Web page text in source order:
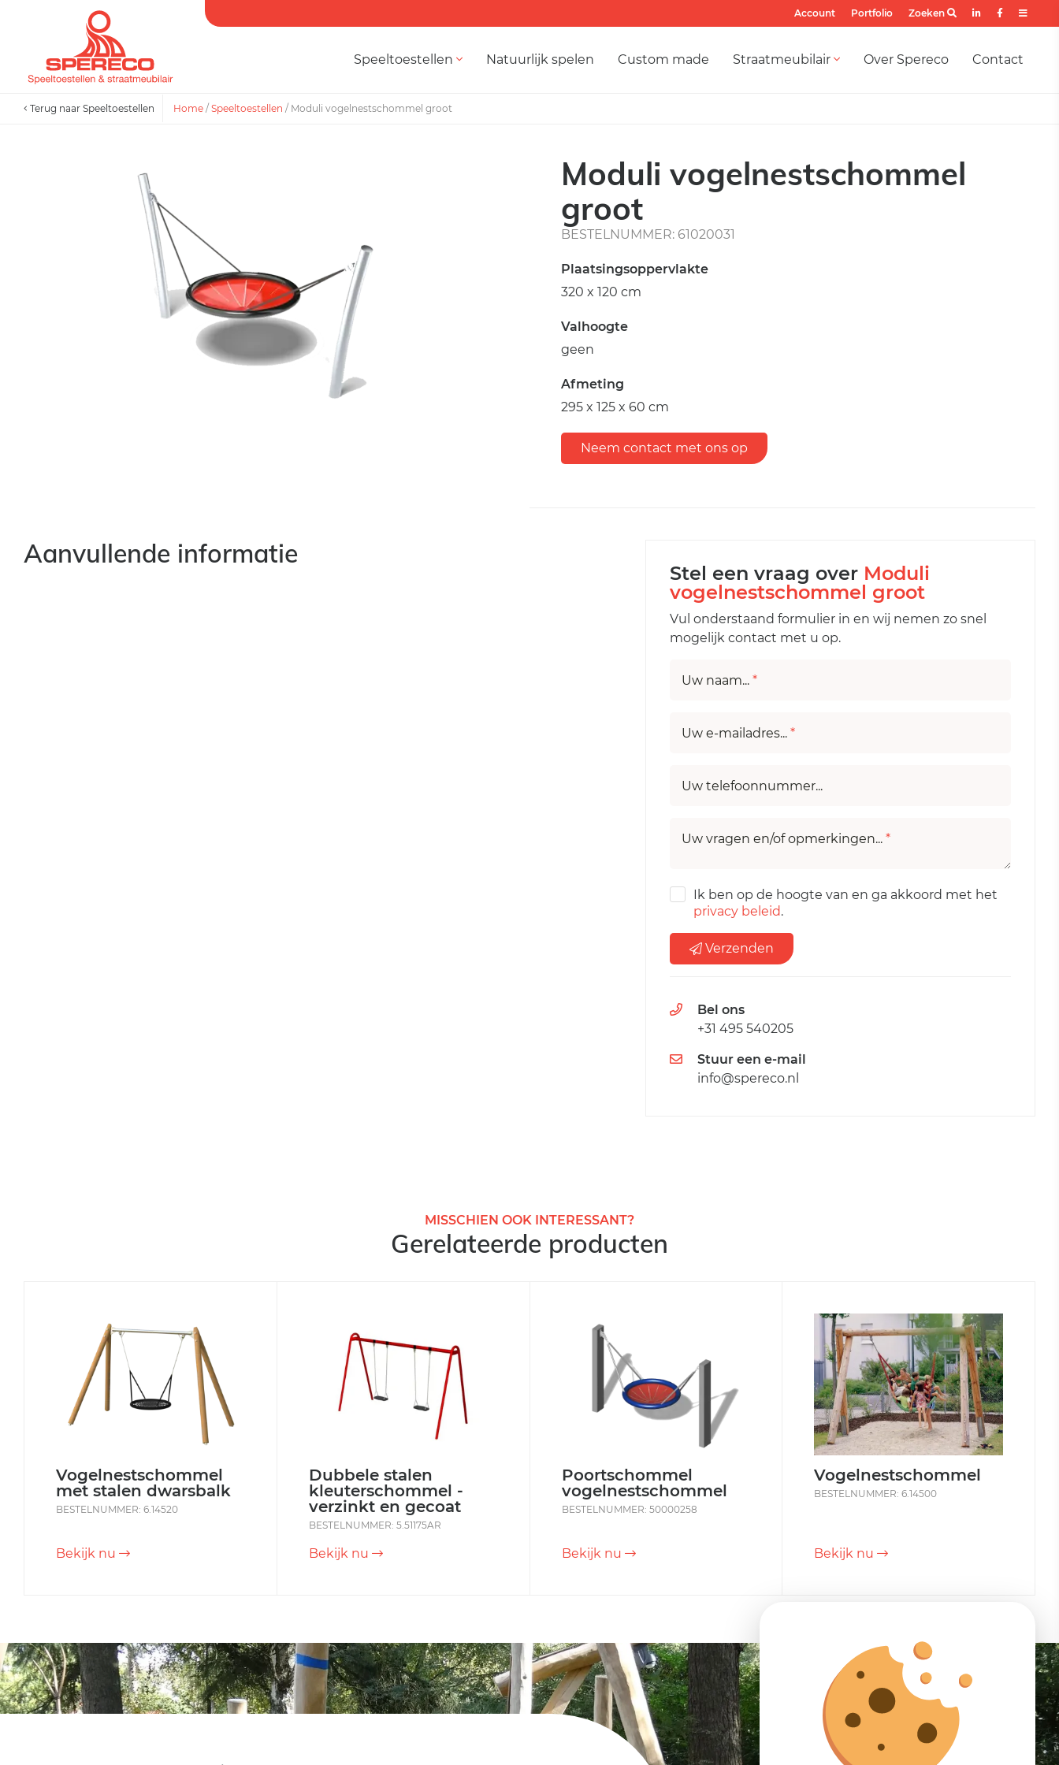
Account Portfolio Zoeken
Speeltoestellen Natuurlijk spelen Custom made Straatmeubilair Over Spereco Contact
Terug naar Speeltoestellen Home / Speeltoestellen / Moduli vogelnestschommel groot
Moduli vogelnestschommel
groot
BESTELNUMMER: 61020031
Plaatsingsoppervlakte
320 x 120 cm
Valhoogte
geen
Afmeting
295 x 125 x 60 cm
Neem contact met ons op
Aanvullende informatie
Stel een vraag over Moduli
vogelnestschommel groot
Vul onderstaand formulier in en wij nemen zo snel
mogelijk contact met u op.
Uw naam... *
Uw e-mailadres... *
Uw telefoonnummer...
Uw vragen en/of opmerkingen... *
Ik ben op de hoogte van en ga akkoord met het
privacy beleid.
Verzenden
Bel ons
+31 495 540205
Stuur een e-mail
info@spereco.nl
MISSCHIEN OOK INTERESSANT?
Gerelateerde producten
Vogelnestschommel
met stalen dwarsbalk
BESTELNUMMER: 6.14520
Bekijk nu
Dubbele stalen
kleuterschommel -
verzinkt en gecoat
BESTELNUMMER: 5.51175AR
Bekijk nu
Poortschommel
vogelnestschommel
BESTELNUMMER: 50000258
Bekijk nu
Vogelnestschommel
BESTELNUMMER: 6.14500
Bekijk nu